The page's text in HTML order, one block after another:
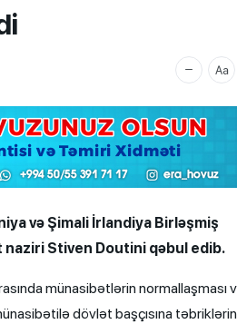
və Şimali İrlandiya Birləşmiş
naziri Stiven Doutini qəbul edib.
münasibətlərin normallaşması
dövlət başçısına